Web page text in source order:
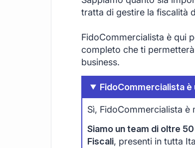
tratta di gestire la fiscalità
FidoCommercialista è qui
completo che ti
business.
FidoCommercialista
Sì, FidoCommercialista
Siamo un team di oltre
Fiscali, presenti in tutta